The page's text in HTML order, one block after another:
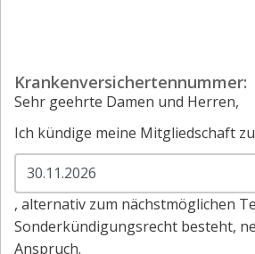
Krankenversichertennummer:
Sehr geehrte Damen und Herren,
Ich kündige meine Mitgliedschaft
, alternativ zum nächstmöglichen
Sonderkündigungsrecht besteht,
Anspruch.